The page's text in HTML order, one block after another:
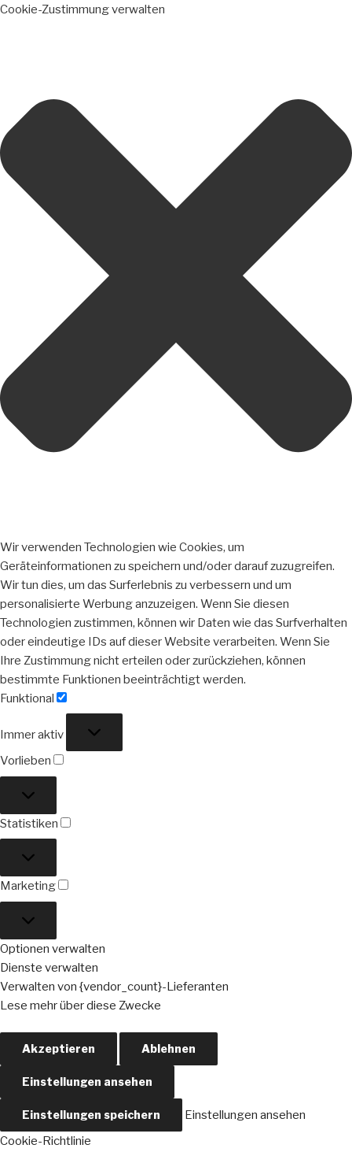
Cookie-Zustimmung verwalten
Wir verwenden Technologien wie Cookies, um
Geräteinformationen zu speichern und/oder darauf zuzugreifen.
Wir tun dies, um das Surferlebnis zu verbessern und um
personalisierte Werbung anzuzeigen. Wenn Sie diesen
Technologien zustimmen, können wir Daten wie das Surfverhalten
oder eindeutige IDs auf dieser Website verarbeiten. Wenn Sie
Ihre Zustimmung nicht erteilen oder zurückziehen, können
bestimmte Funktionen beeinträchtigt werden.
Funktional
Immer aktiv
Vorlieben
Statistiken
Marketing
Optionen verwalten
Dienste verwalten
Verwalten von {vendor_count}-Lieferanten
Lese mehr über diese Zwecke
Akzeptieren Ablehnen
Einstellungen ansehen
Einstellungen speichern
Einstellungen ansehen
Cookie-Richtlinie